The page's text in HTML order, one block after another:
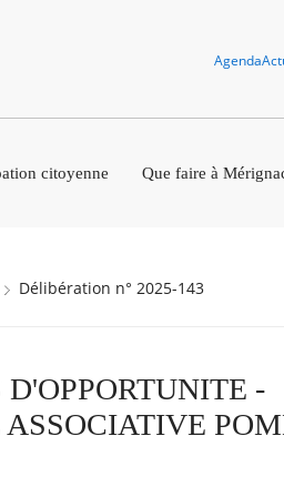
Agenda
citoyenne Que faire à
Délibération n° 2025-143
D'OPPORTUNITE -